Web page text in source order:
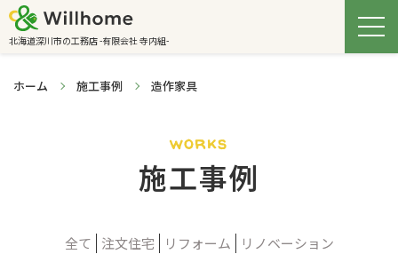
北海道深川市の工務店 -有限会社 寺内組-
ホーム 施工事例 造作家具
works
施工事例
全て 注文住宅 リフォーム リノベーション